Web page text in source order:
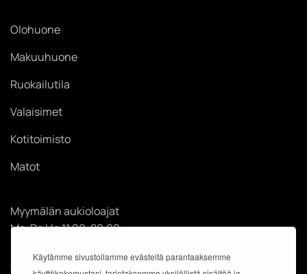
Käytämme sivustollamme evästeitä parantaaksemme
Olohuone
Makuuhuone
Ruokailutila
Valaisimet
Kotitoimisto
Matot
Myymälän aukioloajat
Ma-Pe klo 11.00-20.00
Su klo 12.00-18.00